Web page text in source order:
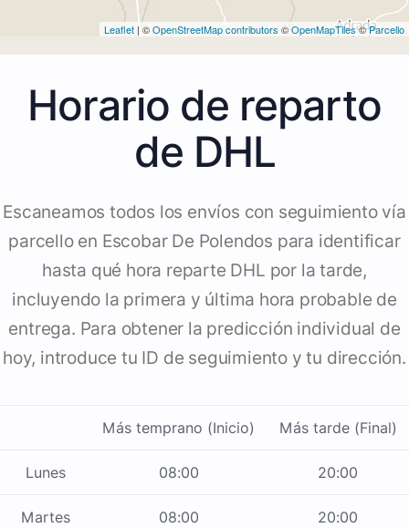
Leaflet | ©OpenStreetMap contributors ©OpenMapTiles©Parcello
Horario de reparto
de DHL
Escaneamos todos los envíos con seguimiento vía
parcello en Escobar De Polendos para identificar
hasta qué hora reparte DHL por la tarde,
incluyendo la primera y última hora probable de
entrega. Para obtener la predicción individual de
hoy, introduce tu ID de seguimiento y tu dirección.
Más temprano (Inicio) Más tarde (Final)
Lunes 08:00 20:00
Martes 08:00 20:00